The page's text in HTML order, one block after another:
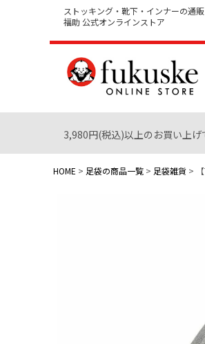
ストッキング・靴下・インナーの通販
福助 公式オンラインストア
3,980円(税込)以上のお買い上げ
HOME 足袋の商品一覧 足袋雑貨